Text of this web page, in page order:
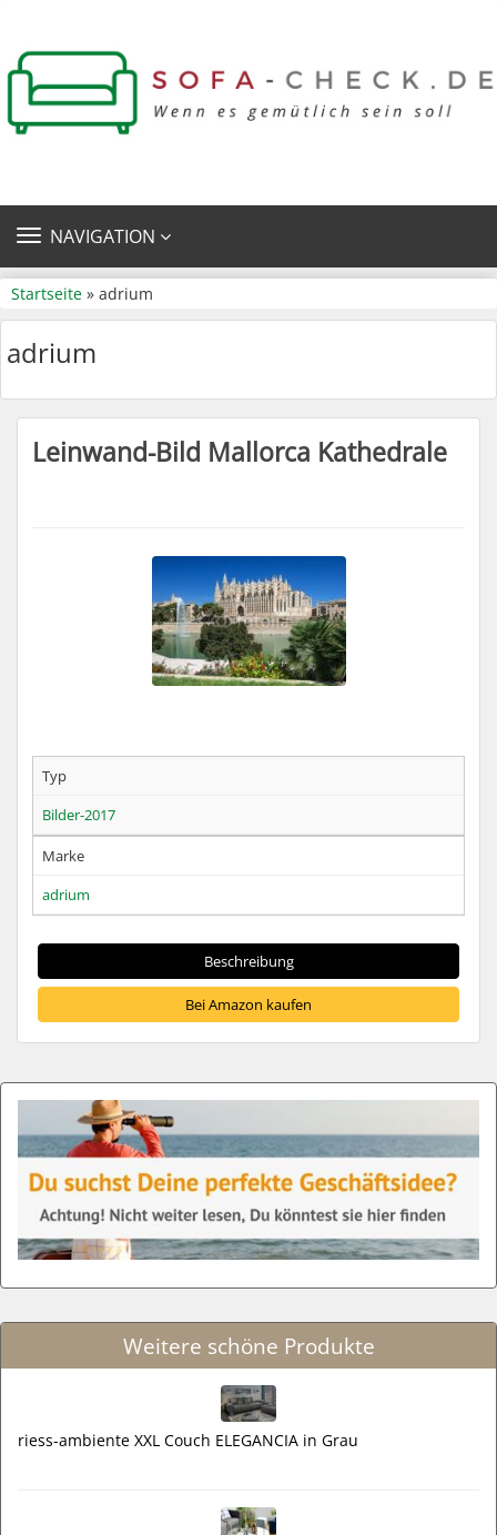
TOGGLE
NAVIGATION
Startseite » adrium
adrium
Leinwand-Bild Mallorca Kathedrale
Typ
Bilder-2017
Marke
adrium
Beschreibung
Bei Amazon kaufen
Weitere schöne Produkte
riess-ambiente XXL Couch ELEGANCIA in Grau